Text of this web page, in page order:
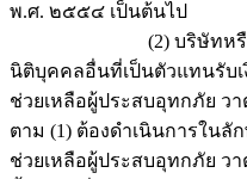
พ.ศ. ๒๕๕๔ เป็นต้นไป
(2) บริษัทหรือห้าง
นิติบุคคลอื่นที่เป็นตัวแทนรับ
ช่วยเหลือผู้ประสบอุทกภัย ว
ตาม (1) ต้องดำเนินการในลั
ช่วยเหลือผู้ประสบอุทกภัย ว